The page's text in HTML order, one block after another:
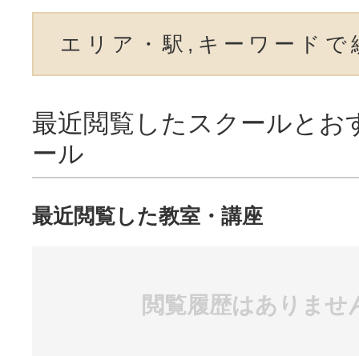
エリア・駅,キーワードで
最近閲覧したスクールとお
ール
最近閲覧した教室・講座
閲覧履歴はありませ